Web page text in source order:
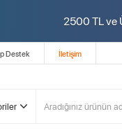
2500 TL ve
Destek İletişim